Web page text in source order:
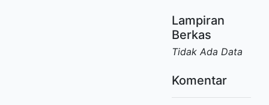
Lampiran
Berkas
Tidak Ada Data
Komentar